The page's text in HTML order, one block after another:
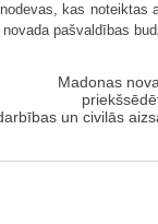
kas noteiktas
pašvaldības
Madonas
un civilās